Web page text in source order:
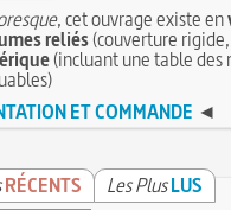
, cet ouvrage existe en
reliés(couverture
(incluant une table des
ET COMMANDE ◄
RÉCENTS Les PlusLUS